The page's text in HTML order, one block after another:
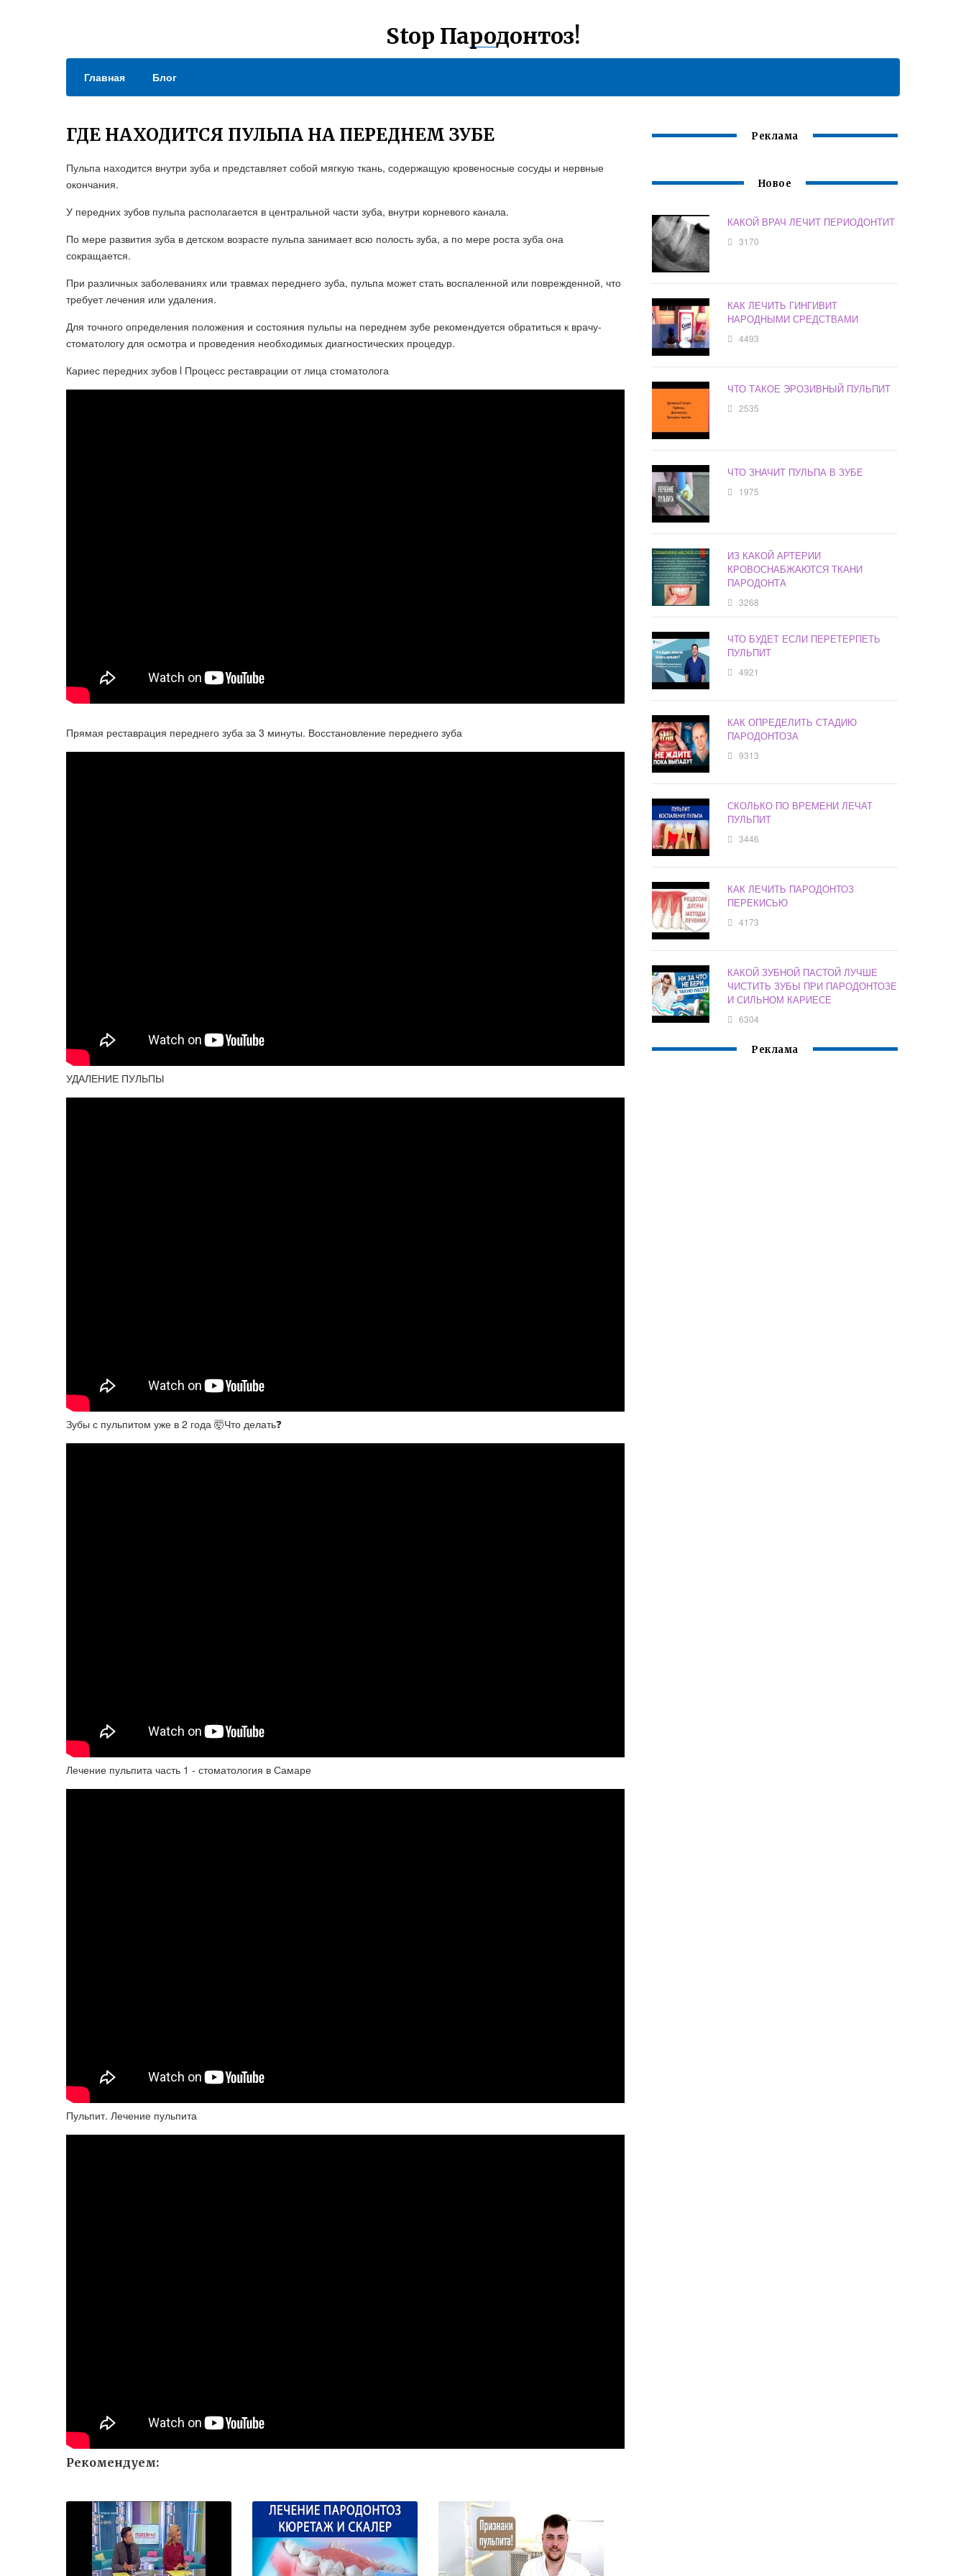
Stop Пародонтоз!
Главная Блог
ГДЕ НАХОДИТСЯ ПУЛЬПА НА ПЕРЕДНЕМ ЗУБЕ
Пульпа находится внутри зуба и представляет собой мягкую ткань, содержащую кровеносные сосуды и нервные
окончания.
У передних зубов пульпа располагается в центральной части зуба, внутри корневого канала.
По мере развития зуба в детском возрасте пульпа занимает всю полость зуба, а по мере роста зуба она
сокращается.
При различных заболеваниях или травмах переднего зуба, пульпа может стать воспаленной или поврежденной, что
требует лечения или удаления.
Для точного определения положения и состояния пульпы на переднем зубе рекомендуется обратиться к врачу-
стоматологу для осмотра и проведения необходимых диагностических процедур.
Кариес передних зубов l Процесс реставрации от лица стоматолога
Прямая реставрация переднего зуба за 3 минуты. Восстановление переднего зуба
УДАЛЕНИЕ ПУЛЬПЫ
Зубы с пульпитом уже в 2 года 🤯Что делать❓
Лечение пульпита часть 1 - стоматология в Самаре
Пульпит. Лечение пульпита
Рекомендуем:
Реклама
Новое
КАКОЙ ВРАЧ ЛЕЧИТ ПЕРИОДОНТИТ
3170
КАК ЛЕЧИТЬ ГИНГИВИТ
НАРОДНЫМИ СРЕДСТВАМИ
4493
ЧТО ТАКОЕ ЭРОЗИВНЫЙ ПУЛЬПИТ
2535
ЧТО ЗНАЧИТ ПУЛЬПА В ЗУБЕ
1975
ИЗ КАКОЙ АРТЕРИИ
КРОВОСНАБЖАЮТСЯ ТКАНИ
ПАРОДОНТА
3268
ЧТО БУДЕТ ЕСЛИ ПЕРЕТЕРПЕТЬ
ПУЛЬПИТ
4921
КАК ОПРЕДЕЛИТЬ СТАДИЮ
ПАРОДОНТОЗА
9313
СКОЛЬКО ПО ВРЕМЕНИ ЛЕЧАТ
ПУЛЬПИТ
3446
КАК ЛЕЧИТЬ ПАРОДОНТОЗ
ПЕРЕКИСЬЮ
4173
КАКОЙ ЗУБНОЙ ПАСТОЙ ЛУЧШЕ
ЧИСТИТЬ ЗУБЫ ПРИ ПАРОДОНТОЗЕ
И СИЛЬНОМ КАРИЕСЕ
6304
Реклама